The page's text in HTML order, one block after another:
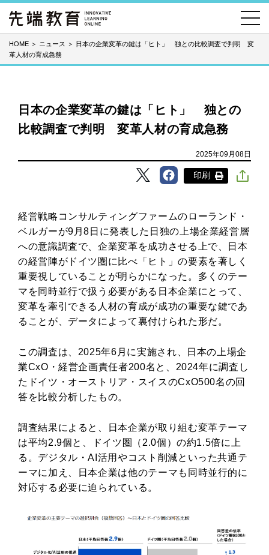
HOME ＞ ニュース ＞ 日本の企業変革の鍵は「ヒト」 独との比較調査で判明 変
革人材の育成急務
日本の企業変革の鍵は「ヒト」 独との
比較調査で判明 変革人材の育成急務
2025年09月08日
印刷
経営戦略コンサルティングファームのローランド・
ベルガーが9月8日に発表した日独の上場企業経営層
への意識調査で、企業変革を成功させる上で、日本
の経営陣がドイツ圏に比べ「ヒト」の要素を著しく
重要視していることが明らかになった。多くのテー
マを同時並行で扱う必要がある日本企業にとって、
変革を牽引できる人材の育成が成功の重要な鍵であ
ることが、データによって裏付けられた形だ。
この調査は、2025年6月に実施され、日本の上場企
業CxO・経営企画責任者200名と、2024年に調査し
たドイツ・オーストリア・スイスのCxO500名の回
答を比較分析したもの。
調査結果によると、日本企業が取り組む変革テーマ
は平均2.9個と、ドイツ圏（2.0個）の約1.5倍に上
る。デジタル・AI活用やコスト削減といった共通テ
ーマに加え、日本企業は他のテーマも同時並行的に
対応する必要に迫られている。